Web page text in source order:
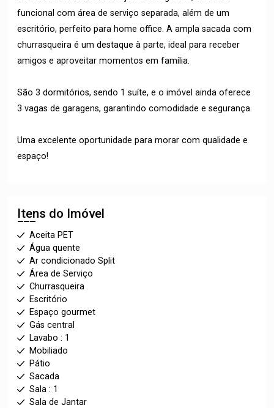
funcional com área de serviço separada, além de um
escritório, perfeito para home office. A ampla sacada com
churrasqueira é um destaque à parte, ideal para receber
amigos e aproveitar momentos em família.
São 3 dormitórios, sendo 1 suíte, e o imóvel ainda oferece
3 vagas de garagens, garantindo comodidade e segurança.
Uma excelente oportunidade para morar com qualidade e
espaço!
Itens do Imóvel
Aceita PET
Água quente
Ar condicionado Split
Área de Serviço
Churrasqueira
Escritório
Espaço gourmet
Gás central
Lavabo : 1
Mobiliado
Pátio
Sacada
Sala : 1
Sala de Jantar